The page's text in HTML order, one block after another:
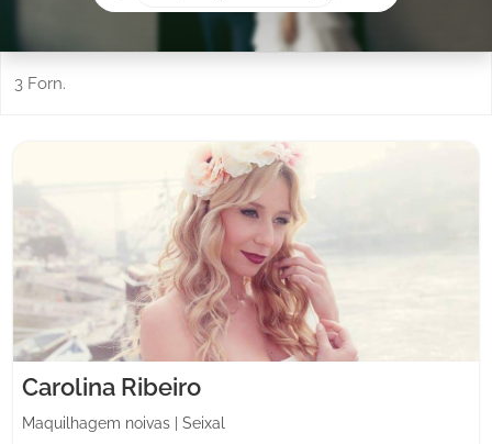
3 Forn.
Carolina Ribeiro
Maquilhagem noivas Seixal